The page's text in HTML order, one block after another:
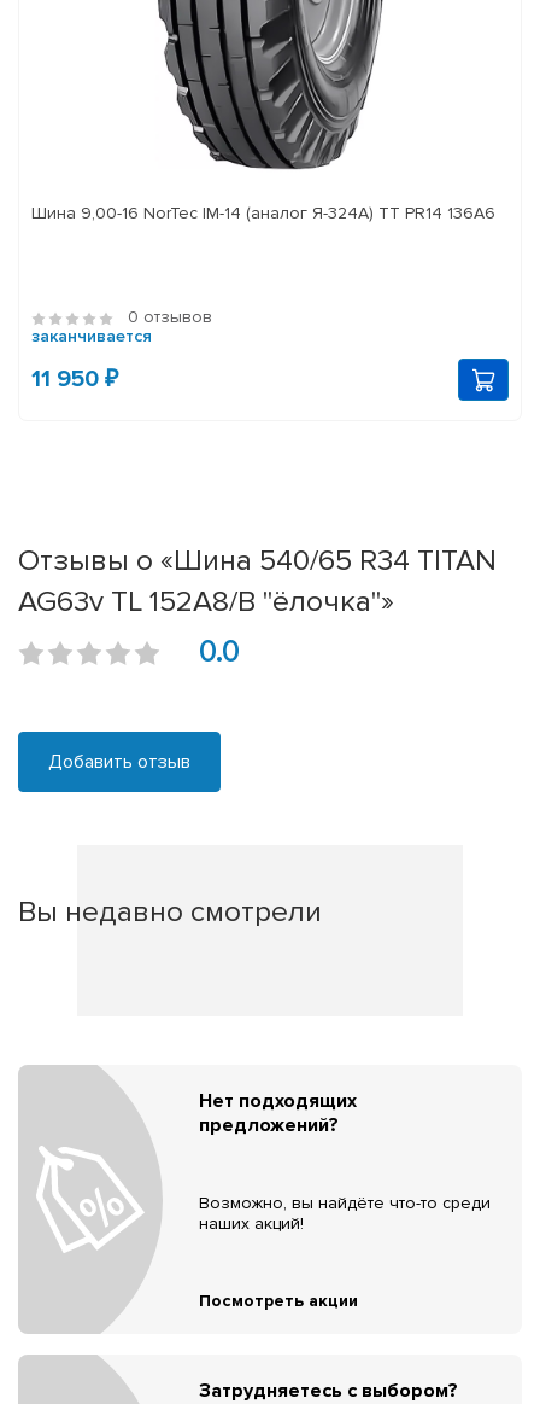
Шина 9,00-16 NorTec IM-14 (аналог Я-324А) ТТ PR14 136А6
0 отзывов
заканчивается
11 950 ₽
Отзывы о «Шина 540/65 R34 TITAN
AG63v TL 152А8/В "ёлочка"»
0.0
Добавить отзыв
Вы недавно смотрели
Нет подходящих
предложений?
Возможно, вы найдёте что-то среди
наших акций!
Посмотреть акции
Затрудняетесь с выбором?